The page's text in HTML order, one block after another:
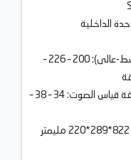
معدل تتدفق الهواء(منخفض-متوسط-عالى): 200 – 226 –
مستوى ضغط الصوت طبقا لمواصفة قياس الصوت: 34 – 38 –